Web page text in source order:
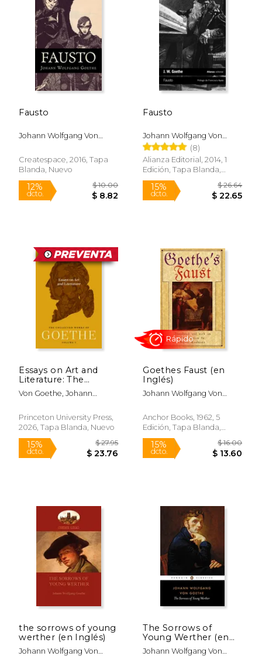
15%
dcto. $ 8.45
Rápido
15%
dcto.
Fausto
Johann Wolfgang Von
Createspace, 2016, Tapa
Blanda, Nuevo
12%
dcto.
$ 10.00
$ 8.82
Fausto
Johann Wolfgang Von
Goethe
(8)
Alianza Editorial, 2014, 1
Edición, Tapa Blanda,
Nuevo
15%
dcto. $
Essays on Art and
Literature: The
Collected Works of
Goethe, Volume 3 (en
Von Goethe, Johann
Von Nardroff, Ellen
Princeton University Press,
2026, Tapa Blanda, Nuevo
Goethes Faust (en
Inglés)
Johann Wolfgang Von
Anchor Books, 1962, 5
Edición, Tapa Blanda,
Nuevo
Rápido
the sorrows of young
werther (en Inglés)
Johann Wolfgang Von
The Sorrows of
Young Werther (en
Inglés)
Johann Wolfgang Von